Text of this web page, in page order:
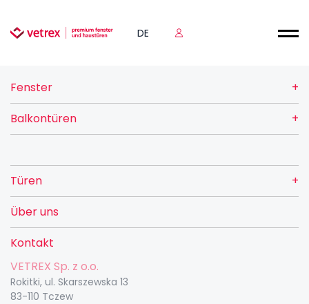
DE
Fenster
Balkontüren
Türen
Über uns
Kontakt
VETREX Sp. z o.o.
Rokitki, ul. Skarszewska 13
83-110 Tczew